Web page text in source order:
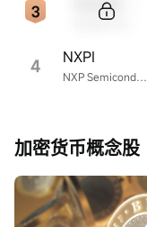
4 NXP Semiconductors
NXPI
加密货币概念股